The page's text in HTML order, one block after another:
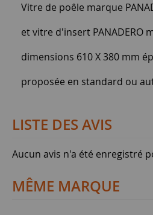
Vitre de poêle marque
et vitre d'insert PANADERO
dimensions 610 X 380 mm
proposée en standard ou
LISTE DES AVIS
Aucun avis n'a été enregistré
MÊME MARQUE